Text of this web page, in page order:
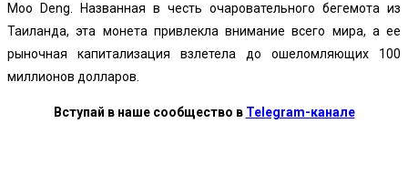
Moo Deng. Названная в честь очаровательного бегемота из
Таиланда, эта монета привлекла внимание всего мира, а ее
рыночная капитализация взлетела до ошеломляющих 100
миллионов долларов.
Вступай в наше сообщество в Telegram-канале